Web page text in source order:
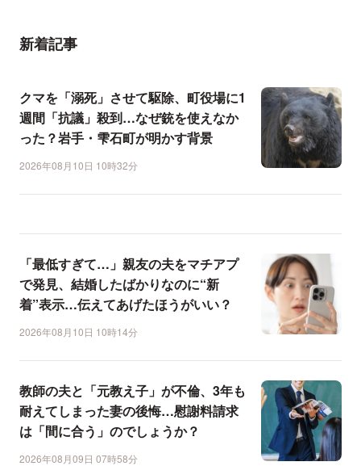
新着記事
クマを「溺死」させて駆除、町役場に1
週間「抗議」殺到…なぜ銃を使えなか
った？岩手・雫石町が明かす背景
2026年08月10日 10時32分
「最低すぎて…」親友の夫をマチアプ
で発見、結婚したばかりなのに“新
着”表示…伝えてあげたほうがいい？
2026年08月10日 10時14分
教師の夫と「元教え子」が不倫、3年も
耐えてしまった妻の後悔…慰謝料請求
は「間に合う」のでしょうか？
2026年08月09日 07時58分